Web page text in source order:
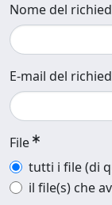
Nome del
E-mail del
File
tutti i file (di
il file(s) che